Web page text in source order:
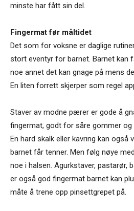
minste har fått sin del.
Fingermat før måltidet
Det som for voksne er daglige
stort eventyr for barnet. Barnet kan
noe annet det kan gnage på mens
En liten forrett skjerper som regel
Staver av modne pærer er gode å
fingermat, godt for såre gommer og
En hard skalk eller kavring kan også
barnet får tenner. Men følg nøye
noe i halsen. Agurkstaver, pastarør,
er også god fingermat barnet kan
måte å trene opp pinsettgrepet på.